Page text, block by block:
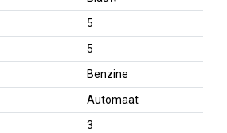
5
5
Benzine
Automaat
3